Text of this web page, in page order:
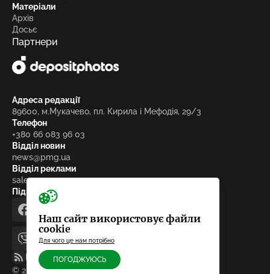
Матеріали
Архів
Досьє
Партнери
Адреса редакції
89600, м.Мукачево, пл. Кирила і Мефодія, 29/3
Телефон
+380 66 083 96 03
Відділ новин
news@pmg.ua
Відділ реклами
sales@pmg.ua
Підписуйтесь на нас у соціальних мережах
facebooktelegram
viber
youtube
RSS-стрічка
© 2010-2026, ТОВ «Редакція газети «Панорама»
Наш сайт використовує файли
cookie
Для чого це нам потрібно
ПОГОДЖУЮСЬ